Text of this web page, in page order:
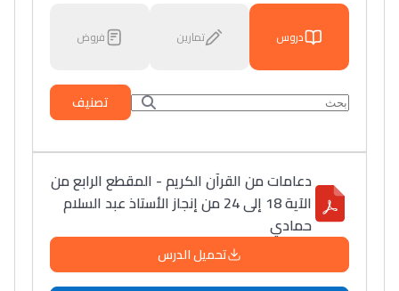
دروس تمارين فروض
تصنيف
دعامات من القرآن الكريم - المقطع الرابع من
الآية 18 إلى 24 من إنجاز الأستاذ عبد السلام
حمادي
تحميل الدرس